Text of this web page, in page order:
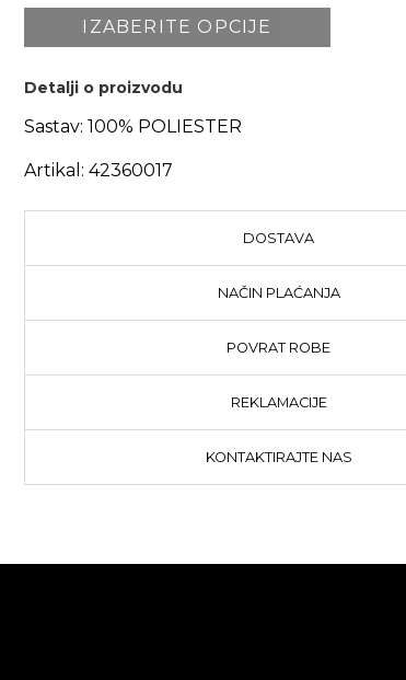
IZABERITE OPCIJE
Detalji o proizvodu
Sastav: 100% POLIESTER
Artikal: 42360017
DOSTAVA
NAČIN PLAĆANJA
POVRAT ROBE
REKLAMACIJE
KONTAKTIRAJTE NAS